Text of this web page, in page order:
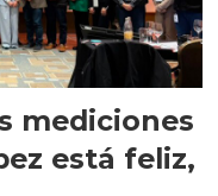
mediciones
está feliz,